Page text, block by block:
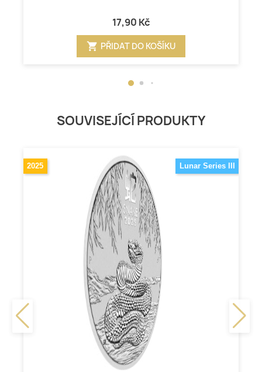
17,90 Kč
shopping_cart PŘIDAT DO KOŠÍKU
SOUVISEJÍCÍ PRODUKTY
Lunar Series III
2025